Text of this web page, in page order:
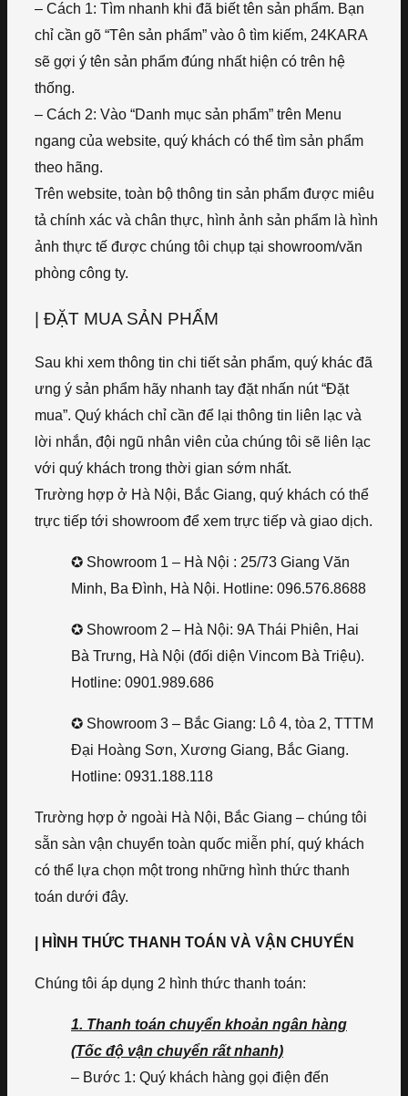
– Cách 1: Tìm nhanh khi đã biết tên sản phẩm. Bạn
chỉ cần gõ “Tên sản phẩm” vào ô tìm kiếm, 24KARA
sẽ gợi ý tên sản phẩm đúng nhất hiện có trên hệ
thống.
– Cách 2: Vào “Danh mục sản phẩm” trên Menu
ngang của website, quý khách có thể tìm sản phẩm
theo hãng.
Trên website, toàn bộ thông tin sản phẩm được miêu
tả chính xác và chân thực, hình ảnh sản phẩm là hình
ảnh thực tế được chúng tôi chụp tại showroom/văn
phòng công ty.
| ĐẶT MUA SẢN PHẨM
Sau khi xem thông tin chi tiết sản phẩm, quý khác đã
ưng ý sản phẩm hãy nhanh tay đặt nhấn nút “Đặt
mua”. Quý khách chỉ cần để lại thông tin liên lạc và
lời nhắn, đội ngũ nhân viên của chúng tôi sẽ liên lạc
với quý khách trong thời gian sớm nhất.
Trường hợp ở Hà Nội, Bắc Giang, quý khách có thể
trực tiếp tới showroom để xem trực tiếp và giao dịch.
✪ Showroom 1 – Hà Nội : 25/73 Giang Văn
Minh, Ba Đình, Hà Nội. Hotline: 096.576.8688
✪ Showroom 2 – Hà Nội: 9A Thái Phiên, Hai
Bà Trưng, Hà Nội (đối diện Vincom Bà Triệu).
Hotline: 0901.989.686
✪ Showroom 3 – Bắc Giang: Lô 4, tòa 2, TTTM
Đại Hoàng Sơn, Xương Giang, Bắc Giang.
Hotline: 0931.188.118
Trường hợp ở ngoài Hà Nội, Bắc Giang – chúng tôi
sẵn sàn vận chuyển toàn quốc miễn phí, quý khách
có thể lựa chọn một trong những hình thức thanh
toán dưới đây.
| HÌNH THỨC THANH TOÁN VÀ VẬN CHUYỂN
Chúng tôi áp dụng 2 hình thức thanh toán:
1. Thanh toán chuyển khoản ngân hàng
(Tốc độ vận chuyển rất nhanh)
– Bước 1: Quý khách hàng gọi điện đến